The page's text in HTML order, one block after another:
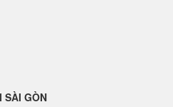
SÀI GÒN